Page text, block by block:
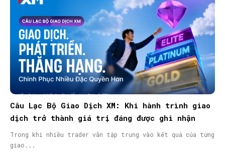
Câu Lạc Bộ Giao Dịch XM: Khi hành trình giao
dịch trở thành giá trị đáng được ghi nhận
Trong khi nhiều trader vẫn tập trung vào kết quả của từng
giao...